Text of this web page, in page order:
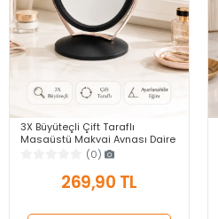
3X Büyüteçli Çift Taraflı
Masaüstü Makyaj Aynası Daire
Siyah Rose Gold Standlı
Dekoratif Yakın Ayna
(0)
269,90 TL